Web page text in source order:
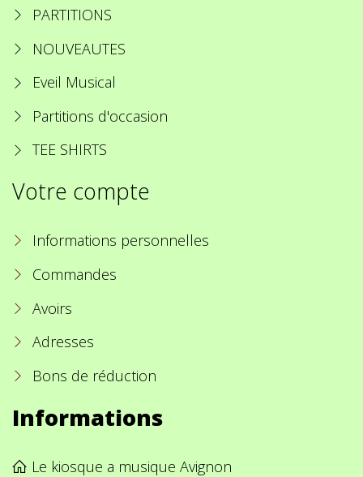
PARTITIONS
NOUVEAUTES
Eveil Musical
Partitions d'occasion
TEE SHIRTS
Votre compte
Informations personnelles
Commandes
Avoirs
Adresses
Bons de réduction
Informations
Le kiosque a musique Avignon